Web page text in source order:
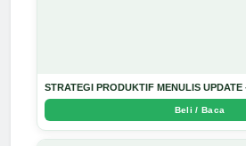
STRATEGI PRODUKTIF MENULIS
Beli / Baca